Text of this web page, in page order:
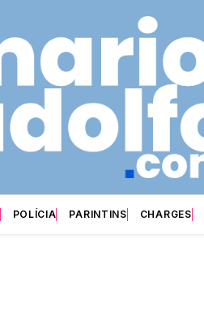
POLÍCIA PARINTINS CHARGES